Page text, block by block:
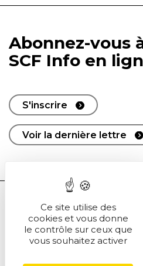
Abonnez-vous
SCF Info en
S'inscrire
Voir la dernière lettre
Ce site utilise des
cookies et vous donne
le contrôle sur ceux que
vous souhaitez activer